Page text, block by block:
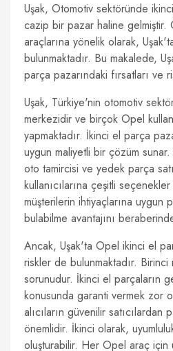
Uşak, Otomotiv sektöründe
cazip bir pazar haline gelmiştir.
araçlarına yönelik olarak,
bulunmaktadır. Bu makalede,
parça pazarındaki fırsatları ve
Uşak, Türkiye'nin otomotiv
merkezidir ve birçok Opel
yapmaktadır. İkinci el parça
uygun maliyetli bir çözüm
oto tamircisi ve yedek parça
kullanıcılarına çeşitli
müşterilerin ihtiyaçlarına uygun
bulabilme avantajını
Ancak, Uşak'ta Opel ikinci el
riskler de bulunmaktadır.
sorunudur. İkinci el parçaların
konusunda garanti vermek zor
alıcıların güvenilir satıcılardan
önemlidir. İkinci olarak,
oluşturabilir. Her Opel araç için